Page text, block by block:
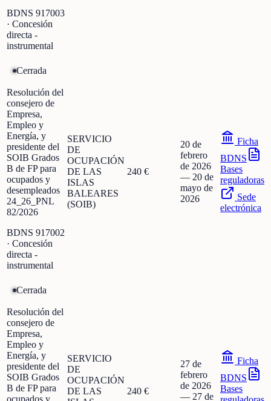
BDNS 917003
· Concesión
directa -
instrumental
Cerrada
Resolución del
consejero de
Empresa,
Empleo y
Energía, y
presidente del
SOIB Grados
B de FP para
ocupados y
desempleados
24_26_PNL
82/2026
BDNS 917002
· Concesión
directa -
instrumental
SERVICIO
DE
OCUPACIÓN
DE LAS
ISLAS
BALEARES
(SOIB)
240 €
20 de
febrero
de 2026
— 20 de
mayo de
2026
Ficha
BDNS
Bases
reguladoras
Sede
electrónica
Cerrada
Resolución del
consejero de
Empresa,
Empleo y
Energía, y
presidente del
SOIB Grados
B de FP para
ocupados y
SERVICIO
DE
OCUPACIÓN
DE LAS
240 €
27 de
febrero
de 2026
— 27 de
Ficha
BDNS
Bases